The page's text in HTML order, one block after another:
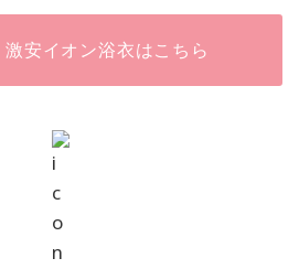
安イオン浴衣はこちら